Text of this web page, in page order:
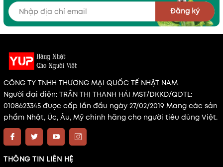
Đăng ký
CÔNG TY TNHH THƯƠNG MẠI QUỐC TẾ NHẬT NAM
Người đại diện: TRẦN THỊ THANH HẢI MST/ĐKKD/QĐTL:
0108623345 được cấp lần đầu ngày 27/02/2019 Mang các sản
phẩm Nhật, Úc, Âu, Mỹ chính hãng cho người tiêu dùng Việt.
THÔNG TIN LIÊN HỆ